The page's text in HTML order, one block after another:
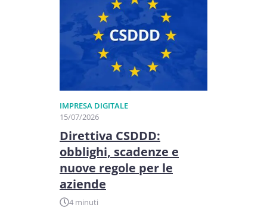
IMPRESA DIGITALE
15/07/2026
Direttiva CSDDD:
obblighi, scadenze e
nuove regole per le
aziende
4 minuti